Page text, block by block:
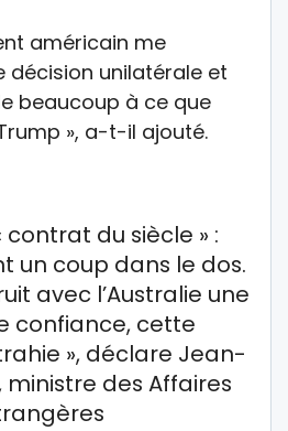
américain me
décision unilatérale et
beaucoup à ce que
», a-t-il ajouté.
contrat du siècle » :
un coup dans le dos.
avec l’Australie une
confiance, cette
», déclare Jean-
ministre des Affaires